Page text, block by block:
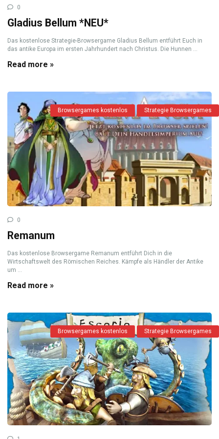
0
Gladius Bellum *NEU*
Das kostenlose Strategie-Browsergame Gladius Bellum entführt Euch in
das antike Europa im ersten Jahrhundert nach Christus. Die Hunnen ...
Read more »
Browsergames kostenlos Strategie Browsergames
0
Remanum
Das kostenlose Browsergame Remanum entführt Dich in die
Wirtschaftswelt des Römischen Reiches. Kämpfe als Händler der Antike
um ...
Read more »
Browsergames kostenlos Strategie Browsergames